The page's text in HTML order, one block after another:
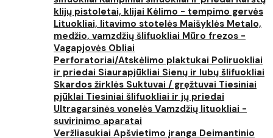
klijų pistoletai, klijai Kėlimo - tempimo gervės
Lituokliai, litavimo stotelės Maišyklės Metalo,
medžio, vamzdžių šlifuokliai Mūro frezos -
Vagapjovės Obliai
Perforatoriai/Atskėlimo plaktukai Poliruokliai
ir priedai Siaurapjūkliai Sienų ir lubų šlifuokliai
Skardos žirklės Suktuvai / gręžtuvai Tiesiniai
pjūklai Tiesiniai šlifuokliai ir jų priedai
Ultragarsinės vonelės Vamzdžių lituokliai -
suvirinimo aparatai
Veržliasukiai Apšvietimo įranga Deimantinio